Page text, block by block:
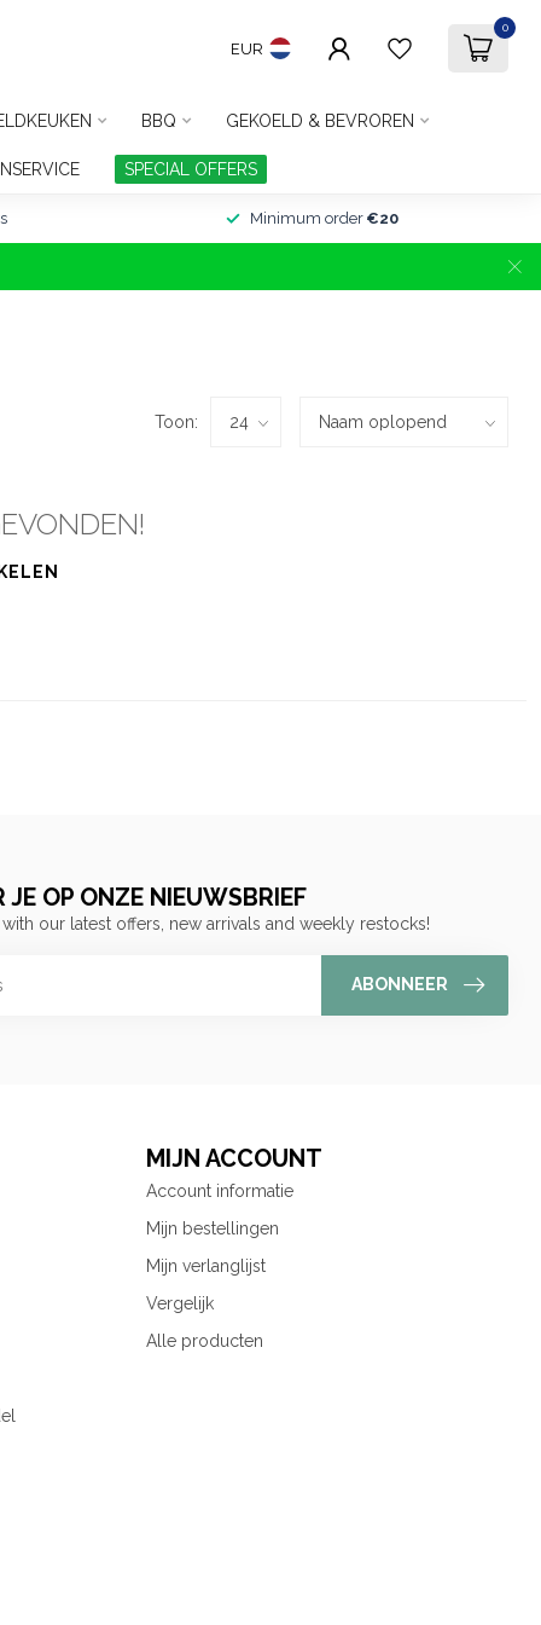
EUR
0
BBQ GEKOELD & BEVROREN
SPECIAL OFFERS
Minimum order €20
Toon:
JE OP ONZE NIEUWSBRIEF
our latest offers, new arrivals and weekly restocks!
ABONNEER
MIJN ACCOUNT
Account informatie
Mijn bestellingen
Mijn verlanglijst
Vergelijk
Alle producten